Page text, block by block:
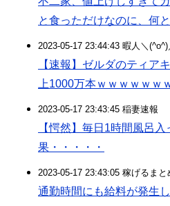
と食っただけなのに、何
2023-05-17 23:44:43 暇人＼(^o^)
【速報】ゼルダのティア
上1000万本ｗｗｗｗｗｗ
2023-05-17 23:43:45 稲妻速報
【愕然】毎日1時間風呂
果・・・・・
2023-05-17 23:43:05 稼げるまと
通勤時間にも給料が発生